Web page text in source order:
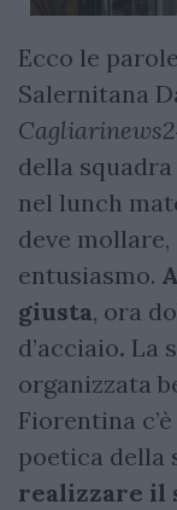
Ecco le
Salernitana
della
nel lunch
deve mollare,
entusiasmo.
giusta, ora
d’acciaio. La
organizzata
Fiorentina
poetica della
realizzare il